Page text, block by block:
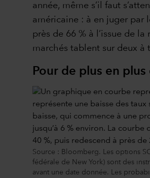
année, même s’il faut
américaine : à en juger par
près de 66 % à l’issue de
marchés tablent sur deux à
Pour de plus en
Source : Bloomberg. Les options
fédérale de New York) sont des
avant une date donnée. Les